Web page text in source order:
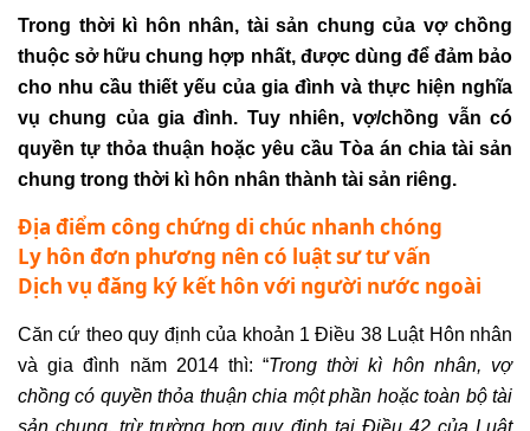
Trong thời kì hôn nhân, tài sản chung của vợ chồng
thuộc sở hữu chung hợp nhất, được dùng để đảm bảo
cho nhu cầu thiết yếu của gia đình và thực hiện nghĩa
vụ chung của gia đình. Tuy nhiên, vợ/chồng vẫn có
quyền tự thỏa thuận hoặc yêu cầu Tòa án chia tài sản
chung trong thời kì hôn nhân thành tài sản riêng.
Địa điểm công chứng di chúc nhanh chóng
Ly hôn đơn phương nên có luật sư tư vấn
Dịch vụ đăng ký kết hôn với người nước ngoài
Căn cứ theo quy định của khoản 1 Điều 38 Luật Hôn nhân
và gia đình năm 2014 thì: “Trong thời kì hôn nhân, vợ
chồng có quyền thỏa thuận chia một phần hoặc toàn bộ tài
sản chung, trừ trường hợp quy định tại Điều 42 của Luật